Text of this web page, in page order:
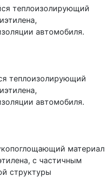
теплоизолирующий
автомобиля.
теплоизолирующий
автомобиля.
материал
с частичным
структуры